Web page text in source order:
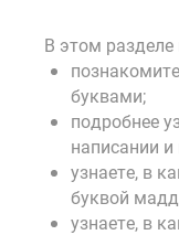
В этом разделе
буквами;
подробнее
написании
узнаете, в
буквой
узнаете, в